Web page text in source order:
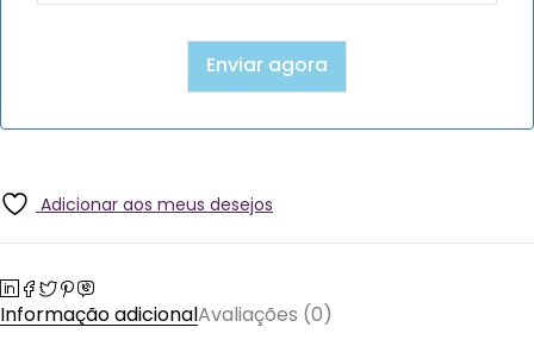
Adicionar aos meus desejos
Informação adicionalAvaliações (0)